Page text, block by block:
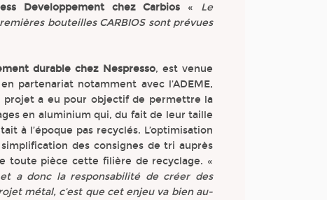
Developpement chez Carbios « Le
bouteilles CARBIOS sont prévues
durable chez Nespresso, est venue
partenariat notamment avec l’ADEME,
a eu pour objectif de permettre la
en aluminium qui, du fait de leur taille
à l’époque pas recyclés. L’optimisation
des consignes de tri auprès
toute pièce cette filière de recyclage. «
a donc la responsabilité de créer des
métal, c’est que cet enjeu va bien au-